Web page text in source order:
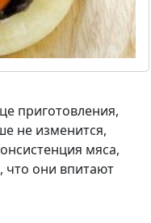
приготовления,
не изменится,
мяса,
что они впитают